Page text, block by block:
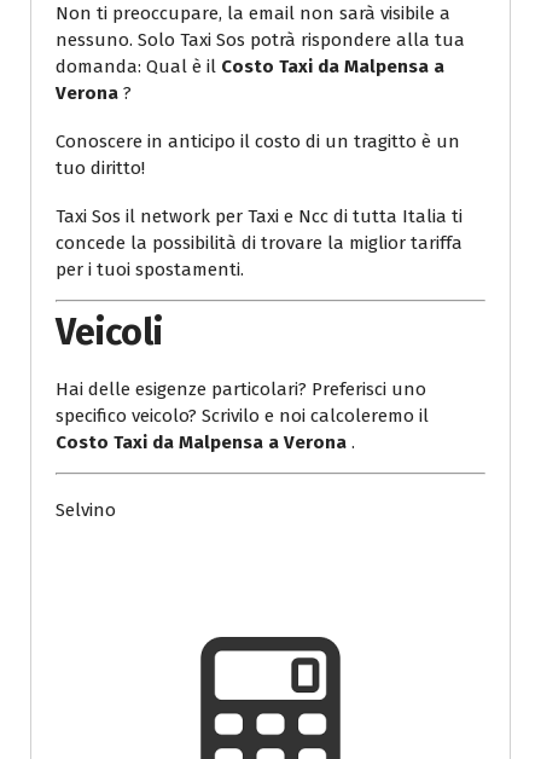
Non ti preoccupare, la email non sarà visibile a
nessuno. Solo Taxi Sos potrà rispondere alla tua
domanda: Qual è il Costo Taxi da Malpensa a
Verona ?
Conoscere in anticipo il costo di un tragitto è un
tuo diritto!
Taxi Sos il network per Taxi e Ncc di tutta Italia ti
concede la possibilità di trovare la miglior tariffa
per i tuoi spostamenti.
Veicoli
Hai delle esigenze particolari? Preferisci uno
specifico veicolo? Scrivilo e noi calcoleremo il
Costo Taxi da Malpensa a Verona .
Selvino